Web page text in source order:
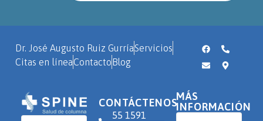
Dr. José Augusto Ruiz GurríaServicios
Citas en líneaContactoBlog
CONTÁCTENOS
55 1591
MÁS
INFORMACIÓN